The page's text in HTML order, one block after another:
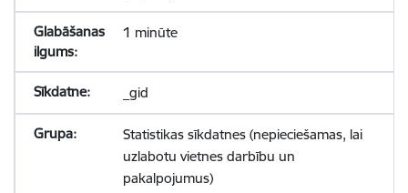
1 minūte
_gid
Statistikas sīkdatnes (nepieciešamas, lai
uzlabotu vietnes darbību un
pakalpojumus)